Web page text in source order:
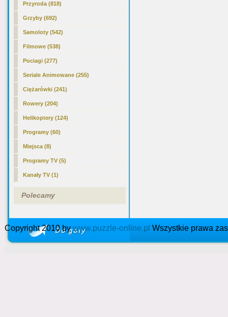
Przyroda (818)
Grzyby (692)
Samoloty (542)
Filmowe (538)
Pociagi (277)
Seriale Animowane (255)
Ciężarówki (241)
Rowery (204)
Helikoptery (124)
Programy (60)
Miejsca (8)
Programy TV (5)
Kanały TV (1)
Polecamy
Copyright 2010 bywww.puzzle-online.pl Wszystkie prawa